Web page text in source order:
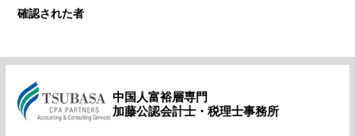
確認された者
中国人富裕層専門
加藤公認会計士・税理士事務所